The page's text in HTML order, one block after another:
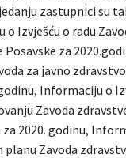
zastupnici su
Izvješću o radu
Posavske za
za javno
Informaciju o
Zavoda
za 2020. godinu,
planu Zavoda